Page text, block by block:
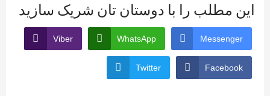
این مطلب را با دوستان تان شریک سازید
Viber WhatsApp Messenger
Twitter Facebook